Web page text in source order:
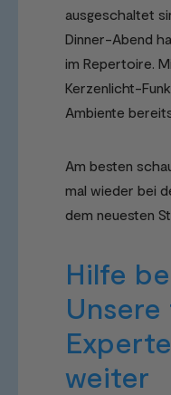
ausgeschaltet
Dinner-Abend
im Repertoire.
Kerzenlicht-
Ambiente
Am besten
mal wieder bei
dem neuesten
Hilfe
weiter